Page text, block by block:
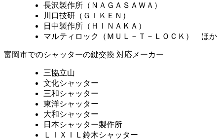
長沢製作所（ＮＡＧＡＳＡＷＡ）
川口技研（ＧＩＫＥＮ）
日中製作所（ＨＩＮＡＫＡ）
マルティロック（ＭＵＬ－Ｔ－ＬＯＣＫ） ほか
富岡市でのシャッターの鍵交換 対応メーカー
三協立山
文化シャッター
三和シャッター
東洋シャッター
大和シャッター
日本シャッター製作所
ＬＩＸＩＬ鈴木シャッター